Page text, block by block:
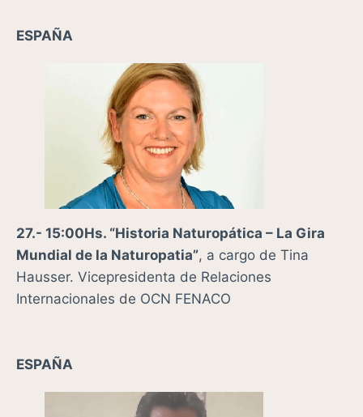
ESPAÑA
27.- 15:00Hs. “Historia Naturopática – La Gira
Mundial de la Naturopatia”, a cargo de Tina
Hausser. Vicepresidenta de Relaciones
Internacionales de OCN FENACO
ESPAÑA